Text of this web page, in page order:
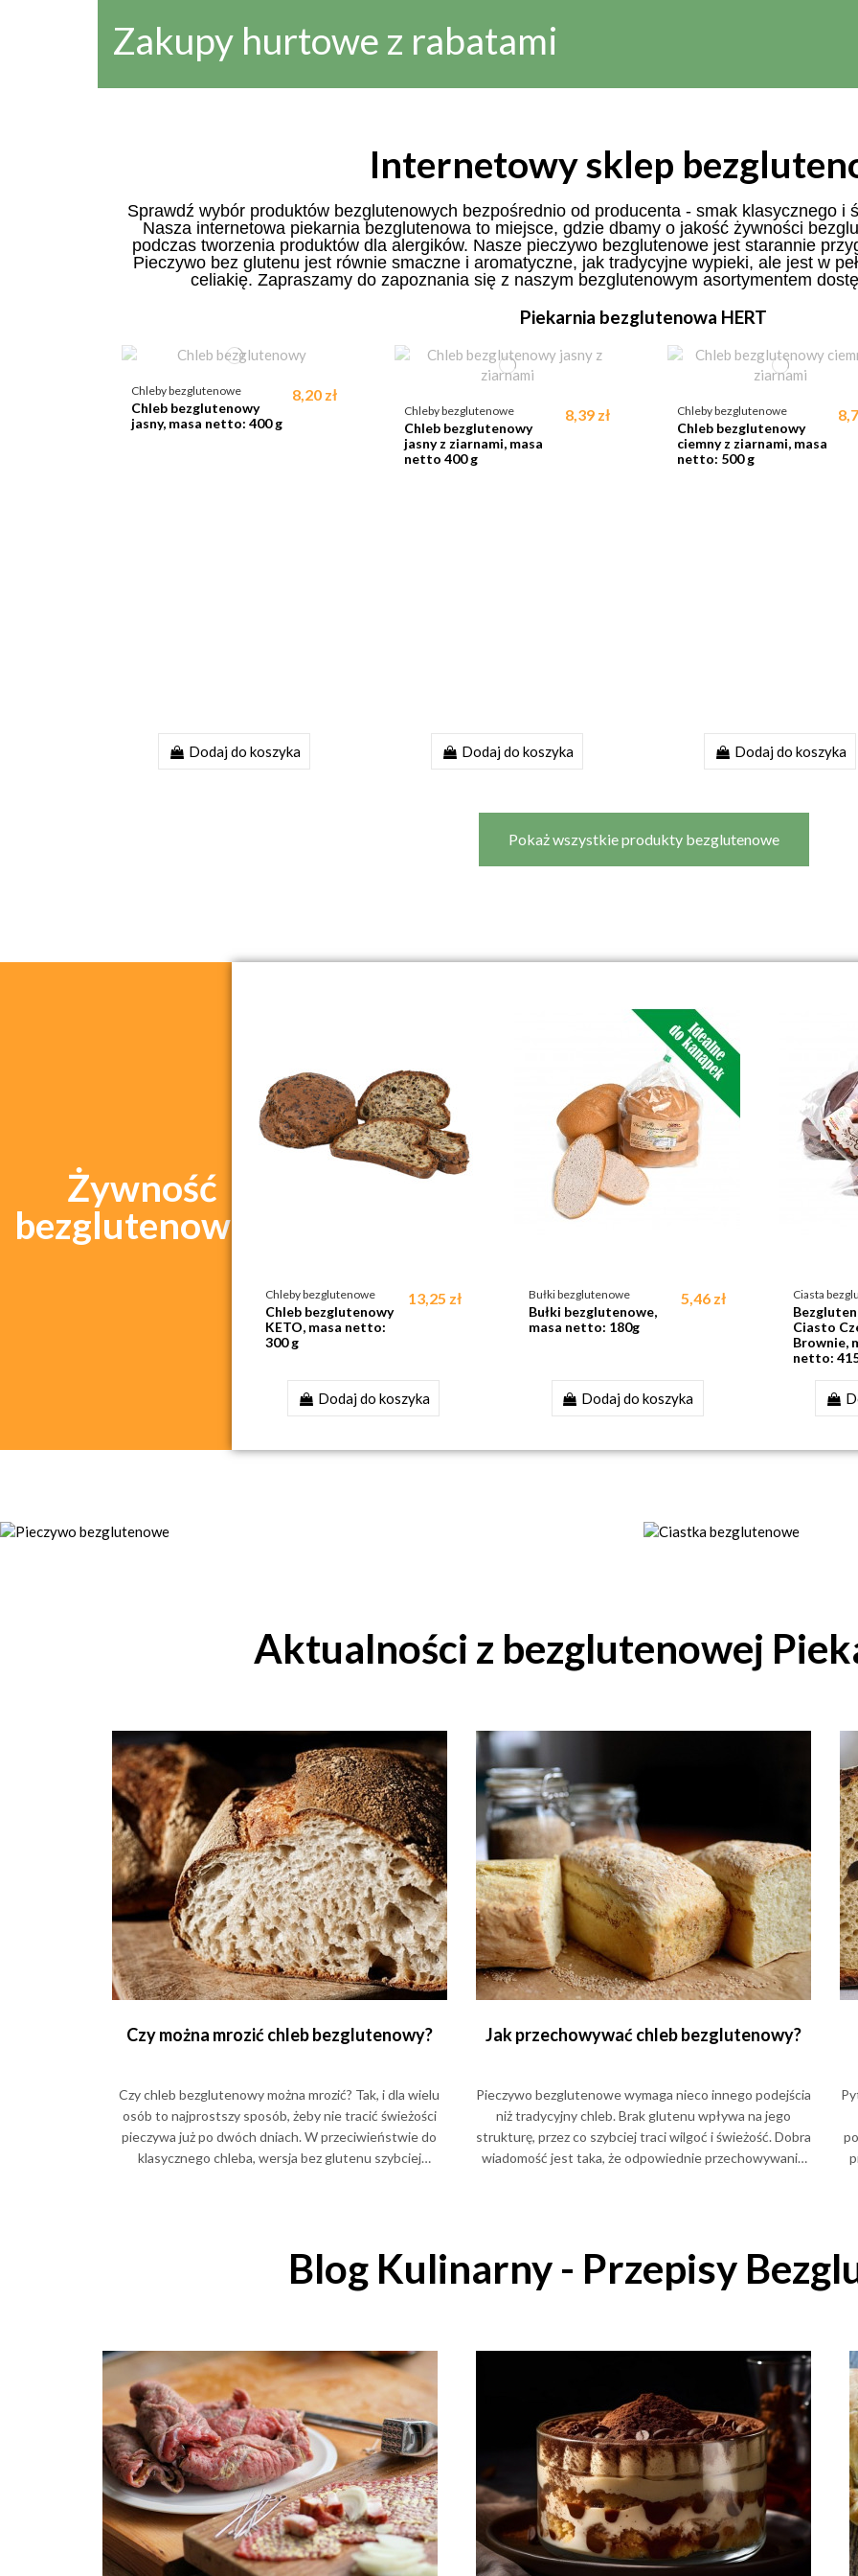
Zakupy hurtowe z rabatami
Internetowy sklep
Sprawdź wybór produktów bezglutenowych bezpośrednio od producenta - smak klasycznego i
Nasza internetowa piekarnia bezglutenowa to miejsce, gdzie dbamy o jakość żywności
podczas tworzenia produktów dla alergików. Nasze pieczywo bezglutenowe jest starannie
Pieczywo bez glutenu jest równie smaczne i aromatyczne, jak tradycyjne wypieki, ale jest w
celiakię. Zapraszamy do zapoznania się z naszym bezglutenowym asortymentem
Piekarnia bezglutenowa HERT
Chleby bezglutenowe
Chleb bezglutenowy
jasny, masa netto: 400 g
8,20 zł
Dodaj do koszyka
Chleby bezglutenowe
Chleb bezglutenowy
jasny z ziarnami, masa
netto 400 g
8,39 zł
Dodaj do koszyka
Chleby bezglutenowe
Chleb bezglutenowy
ciemny z ziarnami, masa
netto: 500 g
Dodaj do koszyka
Pokaż wszystkie produkty bezglutenowe
Żywność
bezglutenowa
Chleby bezglutenowe
Chleb bezglutenowy
KETO, masa netto:
300 g
13,25 zł
Dodaj do koszyka
Bułki bezglutenowe
Bułki bezglutenowe,
masa netto: 180g
5,46 zł
Dodaj do koszyka
Ciasta
Ciasto
Brownie,
netto:
Bułki bezglutenowe
PIECZYWO BEZGLUTENOWE
Ciastka owsiane
Aktualności z bezglutenowej
Czy można mrozić chleb bezglutenowy?
Czy chleb bezglutenowy można mrozić? Tak, i dla wielu
osób to najprostszy sposób, żeby nie tracić świeżości
pieczywa już po dwóch dniach. W przeciwieństwie do
klasycznego chleba, wersja bez glutenu szybciej
Jak przechowywać chleb bezglutenowy?
Pieczywo bezglutenowe wymaga nieco innego podejścia
niż tradycyjny chleb. Brak glutenu wpływa na jego
strukturę, przez co szybciej traci wilgoć i świeżość. Dobra
wiadomość jest taka, że odpowiednie przechowywanie
Blog Kulinarny - Przepisy